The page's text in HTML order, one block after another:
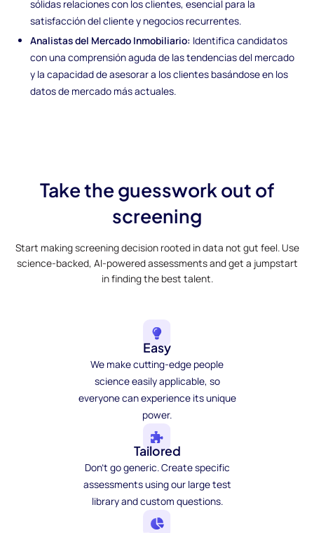
sólidas relaciones con los clientes, esencial para la
satisfacción del cliente y negocios recurrentes.
Analistas del Mercado Inmobiliario: Identifica candidatos
con una comprensión aguda de las tendencias del mercado
y la capacidad de asesorar a los clientes basándose en los
datos de mercado más actuales.
Take the guesswork out of
screening
Start making screening decision rooted in data not gut feel. Use
science-backed, AI-powered assessments and get a jumpstart
in finding the best talent.
Easy
We make cutting-edge people
science easily applicable, so
everyone can experience its unique
power.
Tailored
Don't go generic. Create specific
assessments using our large test
library and custom questions.